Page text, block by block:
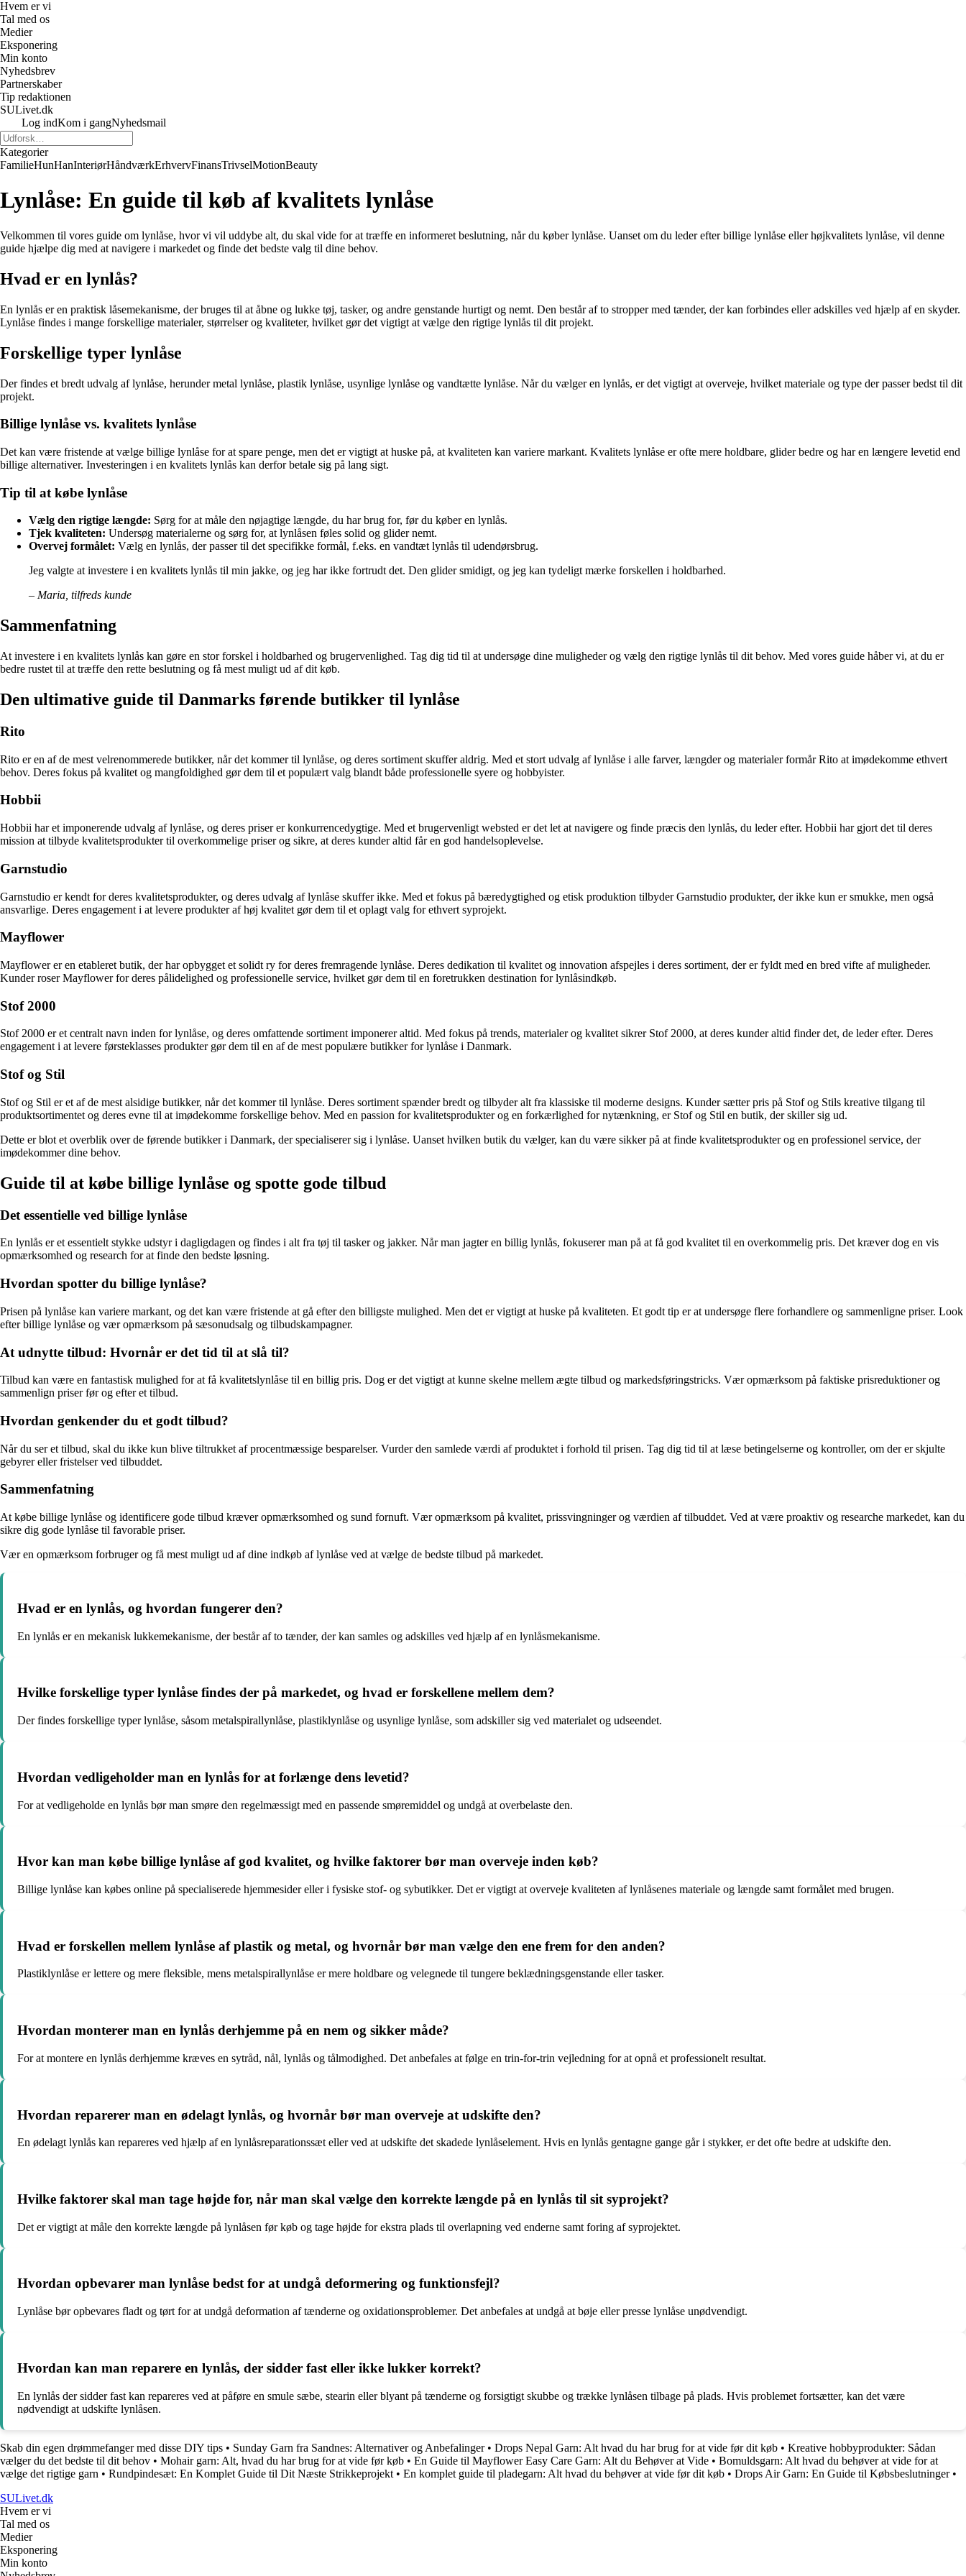
Hvem er vi
Tal med os
Medier
Eksponering
Min konto
Nyhedsbrev
Partnerskaber
Tip redaktionen
SULivet.dk
Log indKom i gangNyhedsmail
Kategorier
FamilieHunHanInteriørHåndværkErhvervFinansTrivselMotionBeauty
Lynlåse: En guide til køb af kvalitets lynlåse
Velkommen til vores guide om lynlåse, hvor vi vil uddybe alt, du skal vide for at træffe en informeret beslutning, når du køber lynlåse. Uanset om du leder efter billige lynlåse eller højkvalitets lynlåse, vil denne
guide hjælpe dig med at navigere i markedet og finde det bedste valg til dine behov.
Hvad er en lynlås?
En lynlås er en praktisk låsemekanisme, der bruges til at åbne og lukke tøj, tasker, og andre genstande hurtigt og nemt. Den består af to stropper med tænder, der kan forbindes eller adskilles ved hjælp af en skyder.
Lynlåse findes i mange forskellige materialer, størrelser og kvaliteter, hvilket gør det vigtigt at vælge den rigtige lynlås til dit projekt.
Forskellige typer lynlåse
Der findes et bredt udvalg af lynlåse, herunder metal lynlåse, plastik lynlåse, usynlige lynlåse og vandtætte lynlåse. Når du vælger en lynlås, er det vigtigt at overveje, hvilket materiale og type der passer bedst til dit
projekt.
Billige lynlåse vs. kvalitets lynlåse
Det kan være fristende at vælge billige lynlåse for at spare penge, men det er vigtigt at huske på, at kvaliteten kan variere markant. Kvalitets lynlåse er ofte mere holdbare, glider bedre og har en længere levetid end
billige alternativer. Investeringen i en kvalitets lynlås kan derfor betale sig på lang sigt.
Tip til at købe lynlåse
Vælg den rigtige længde: Sørg for at måle den nøjagtige længde, du har brug for, før du køber en lynlås.
Tjek kvaliteten: Undersøg materialerne og sørg for, at lynlåsen føles solid og glider nemt.
Overvej formålet: Vælg en lynlås, der passer til det specifikke formål, f.eks. en vandtæt lynlås til udendørsbrug.
Jeg valgte at investere i en kvalitets lynlås til min jakke, og jeg har ikke fortrudt det. Den glider smidigt, og jeg kan tydeligt mærke forskellen i holdbarhed.
– Maria, tilfreds kunde
Sammenfatning
At investere i en kvalitets lynlås kan gøre en stor forskel i holdbarhed og brugervenlighed. Tag dig tid til at undersøge dine muligheder og vælg den rigtige lynlås til dit behov. Med vores guide håber vi, at du er
bedre rustet til at træffe den rette beslutning og få mest muligt ud af dit køb.
Den ultimative guide til Danmarks førende butikker til lynlåse
Rito
Rito er en af de mest velrenommerede butikker, når det kommer til lynlåse, og deres sortiment skuffer aldrig. Med et stort udvalg af lynlåse i alle farver, længder og materialer formår Rito at imødekomme ethvert
behov. Deres fokus på kvalitet og mangfoldighed gør dem til et populært valg blandt både professionelle syere og hobbyister.
Hobbii
Hobbii har et imponerende udvalg af lynlåse, og deres priser er konkurrencedygtige. Med et brugervenligt websted er det let at navigere og finde præcis den lynlås, du leder efter. Hobbii har gjort det til deres
mission at tilbyde kvalitetsprodukter til overkommelige priser og sikre, at deres kunder altid får en god handelsoplevelse.
Garnstudio
Garnstudio er kendt for deres kvalitetsprodukter, og deres udvalg af lynlåse skuffer ikke. Med et fokus på bæredygtighed og etisk produktion tilbyder Garnstudio produkter, der ikke kun er smukke, men også
ansvarlige. Deres engagement i at levere produkter af høj kvalitet gør dem til et oplagt valg for ethvert syprojekt.
Mayflower
Mayflower er en etableret butik, der har opbygget et solidt ry for deres fremragende lynlåse. Deres dedikation til kvalitet og innovation afspejles i deres sortiment, der er fyldt med en bred vifte af muligheder.
Kunder roser Mayflower for deres pålidelighed og professionelle service, hvilket gør dem til en foretrukken destination for lynlåsindkøb.
Stof 2000
Stof 2000 er et centralt navn inden for lynlåse, og deres omfattende sortiment imponerer altid. Med fokus på trends, materialer og kvalitet sikrer Stof 2000, at deres kunder altid finder det, de leder efter. Deres
engagement i at levere førsteklasses produkter gør dem til en af de mest populære butikker for lynlåse i Danmark.
Stof og Stil
Stof og Stil er et af de mest alsidige butikker, når det kommer til lynlåse. Deres sortiment spænder bredt og tilbyder alt fra klassiske til moderne designs. Kunder sætter pris på Stof og Stils kreative tilgang til
produktsortimentet og deres evne til at imødekomme forskellige behov. Med en passion for kvalitetsprodukter og en forkærlighed for nytænkning, er Stof og Stil en butik, der skiller sig ud.
Dette er blot et overblik over de førende butikker i Danmark, der specialiserer sig i lynlåse. Uanset hvilken butik du vælger, kan du være sikker på at finde kvalitetsprodukter og en professionel service, der
imødekommer dine behov.
Guide til at købe billige lynlåse og spotte gode tilbud
Det essentielle ved billige lynlåse
En lynlås er et essentielt stykke udstyr i dagligdagen og findes i alt fra tøj til tasker og jakker. Når man jagter en billig lynlås, fokuserer man på at få god kvalitet til en overkommelig pris. Det kræver dog en vis
opmærksomhed og research for at finde den bedste løsning.
Hvordan spotter du billige lynlåse?
Prisen på lynlåse kan variere markant, og det kan være fristende at gå efter den billigste mulighed. Men det er vigtigt at huske på kvaliteten. Et godt tip er at undersøge flere forhandlere og sammenligne priser. Look
efter billige lynlåse og vær opmærksom på sæsonudsalg og tilbudskampagner.
At udnytte tilbud: Hvornår er det tid til at slå til?
Tilbud kan være en fantastisk mulighed for at få kvalitetslynlåse til en billig pris. Dog er det vigtigt at kunne skelne mellem ægte tilbud og markedsføringstricks. Vær opmærksom på faktiske prisreduktioner og
sammenlign priser før og efter et tilbud.
Hvordan genkender du et godt tilbud?
Når du ser et tilbud, skal du ikke kun blive tiltrukket af procentmæssige besparelser. Vurder den samlede værdi af produktet i forhold til prisen. Tag dig tid til at læse betingelserne og kontroller, om der er skjulte
gebyrer eller fristelser ved tilbuddet.
Sammenfatning
At købe billige lynlåse og identificere gode tilbud kræver opmærksomhed og sund fornuft. Vær opmærksom på kvalitet, prissvingninger og værdien af tilbuddet. Ved at være proaktiv og researche markedet, kan du
sikre dig gode lynlåse til favorable priser.
Vær en opmærksom forbruger og få mest muligt ud af dine indkøb af lynlåse ved at vælge de bedste tilbud på markedet.
Hvad er en lynlås, og hvordan fungerer den?
En lynlås er en mekanisk lukkemekanisme, der består af to tænder, der kan samles og adskilles ved hjælp af en lynlåsmekanisme.
Hvilke forskellige typer lynlåse findes der på markedet, og hvad er forskellene mellem dem?
Der findes forskellige typer lynlåse, såsom metalspirallynlåse, plastiklynlåse og usynlige lynlåse, som adskiller sig ved materialet og udseendet.
Hvordan vedligeholder man en lynlås for at forlænge dens levetid?
For at vedligeholde en lynlås bør man smøre den regelmæssigt med en passende smøremiddel og undgå at overbelaste den.
Hvor kan man købe billige lynlåse af god kvalitet, og hvilke faktorer bør man overveje inden køb?
Billige lynlåse kan købes online på specialiserede hjemmesider eller i fysiske stof- og sybutikker. Det er vigtigt at overveje kvaliteten af lynlåsenes materiale og længde samt formålet med brugen.
Hvad er forskellen mellem lynlåse af plastik og metal, og hvornår bør man vælge den ene frem for den anden?
Plastiklynlåse er lettere og mere fleksible, mens metalspirallynlåse er mere holdbare og velegnede til tungere beklædningsgenstande eller tasker.
Hvordan monterer man en lynlås derhjemme på en nem og sikker måde?
For at montere en lynlås derhjemme kræves en sytråd, nål, lynlås og tålmodighed. Det anbefales at følge en trin-for-trin vejledning for at opnå et professionelt resultat.
Hvordan reparerer man en ødelagt lynlås, og hvornår bør man overveje at udskifte den?
En ødelagt lynlås kan repareres ved hjælp af en lynlåsreparationssæt eller ved at udskifte det skadede lynlåselement. Hvis en lynlås gentagne gange går i stykker, er det ofte bedre at udskifte den.
Hvilke faktorer skal man tage højde for, når man skal vælge den korrekte længde på en lynlås til sit syprojekt?
Det er vigtigt at måle den korrekte længde på lynlåsen før køb og tage højde for ekstra plads til overlapning ved enderne samt foring af syprojektet.
Hvordan opbevarer man lynlåse bedst for at undgå deformering og funktionsfejl?
Lynlåse bør opbevares fladt og tørt for at undgå deformation af tænderne og oxidationsproblemer. Det anbefales at undgå at bøje eller presse lynlåse unødvendigt.
Hvordan kan man reparere en lynlås, der sidder fast eller ikke lukker korrekt?
En lynlås der sidder fast kan repareres ved at påføre en smule sæbe, stearin eller blyant på tænderne og forsigtigt skubbe og trække lynlåsen tilbage på plads. Hvis problemet fortsætter, kan det være
nødvendigt at udskifte lynlåsen.
Skab din egen drømmefanger med disse DIY tips • Sunday Garn fra Sandnes: Alternativer og Anbefalinger• Drops Nepal Garn: Alt hvad du har brug for at vide før dit køb • Kreative hobbyprodukter: Sådan
vælger du det bedste til dit behov • Mohair garn: Alt, hvad du har brug for at vide før køb • En Guide til Mayflower Easy Care Garn: Alt du Behøver at Vide • Bomuldsgarn: Alt hvad du behøver at vide for at
vælge det rigtige garn • Rundpindesæt: En Komplet Guide til Dit Næste Strikkeprojekt • En komplet guide til pladegarn: Alt hvad du behøver at vide før dit køb • Drops Air Garn: En Guide til Købsbeslutninger•
SULivet.dk
Hvem er vi
Tal med os
Medier
Eksponering
Min konto